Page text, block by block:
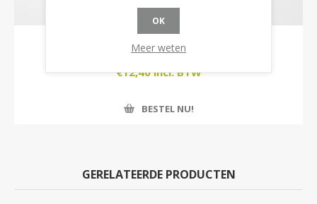
30193 | Slabber
€12,40 incl. BTW
BESTEL NU!
GERELATEERDE PRODUCTEN
OK
Meer weten